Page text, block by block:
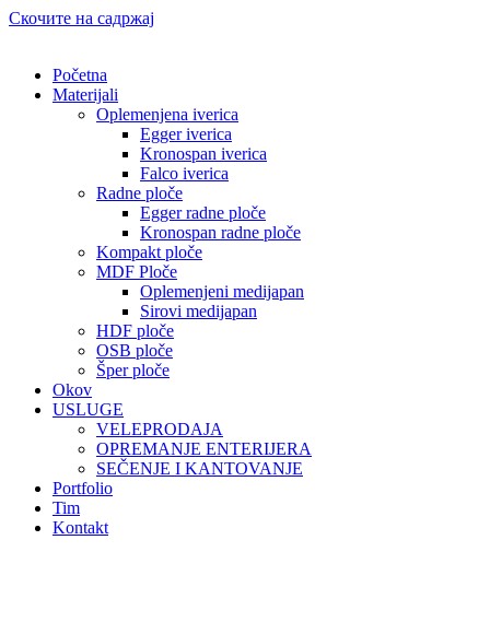
Скочите на садржај
Početna
Materijali
Oplemenjena iverica
Egger iverica
Kronospan iverica
Falco iverica
Radne ploče
Egger radne ploče
Kronospan radne ploče
Kompakt ploče
MDF Ploče
Oplemenjeni medijapan
Sirovi medijapan
HDF ploče
OSB ploče
Šper ploče
Okov
USLUGE
VELEPRODAJA
OPREMANJE ENTERIJERA
SEČENJE I KANTOVANJE
Portfolio
Tim
Kontakt